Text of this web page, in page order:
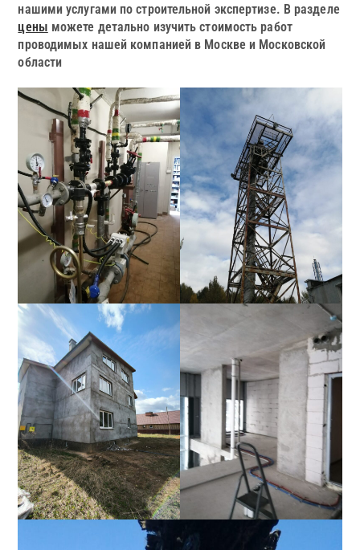
нашими услугами по строительной экспертизе. В разделе
цены можете детально изучить стоимость работ
проводимых нашей компанией в Москве и Московской
области